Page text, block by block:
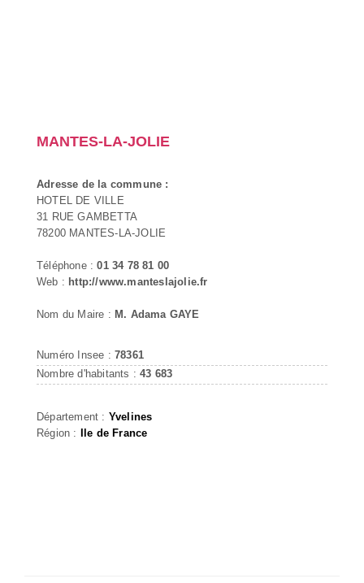
MANTES-LA-JOLIE
Adresse de la commune :
HOTEL DE VILLE
31 RUE GAMBETTA
78200 MANTES-LA-JOLIE
Téléphone :01 34 78 81 00
Web : http://www.manteslajolie.fr
Nom du Maire : M. Adama GAYE
Numéro Insee : 78361
Nombre d'habitants :43 683
Département : Yvelines
Région : Ile de France